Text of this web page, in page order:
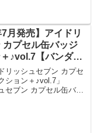
7月発売】アイドリ
カプセル缶バッジ
♪vol.7【バンダ
リッシュセブン カプセ
クション＋♪vol.7」
セブン カプセル缶バッ